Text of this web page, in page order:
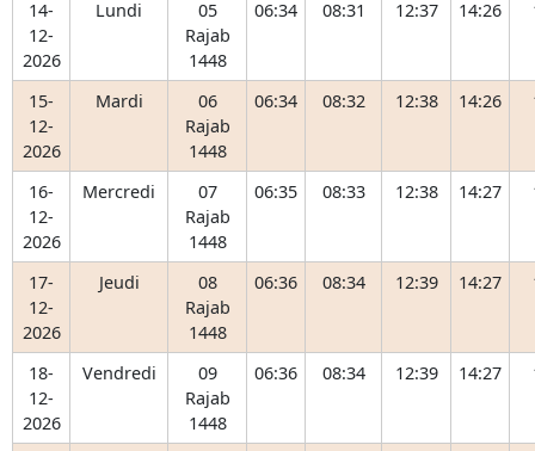
14-
12-
2026
Lundi
05
Rajab
1448
06:34 08:31 12:37 14:26
15-
12-
2026
Mardi
06
Rajab
1448
06:34 08:32 12:38 14:26
16-
12-
2026
Mercredi
07
Rajab
1448
06:35 08:33 12:38 14:27
17-
12-
2026
Jeudi
08
Rajab
1448
06:36 08:34 12:39 14:27
18-
12-
2026
Vendredi
09
Rajab
1448
06:36 08:34 12:39 14:27